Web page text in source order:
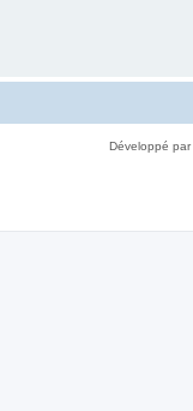
Développé par